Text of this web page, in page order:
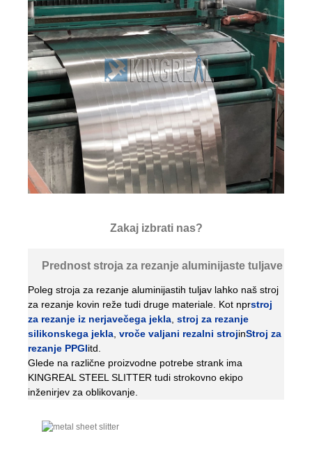
Zakaj izbrati nas?
Prednost stroja za rezanje aluminijaste tuljave
Poleg stroja za rezanje aluminijastih tuljav lahko naš stroj
za rezanje kovin reže tudi druge materiale. Kot nprstroj
za rezanje iz nerjavečega jekla stroj za rezanje
silikonskega jekla vroče valjani rezalni strojinStroj za
rezanje PPGIitd.
Glede na različne proizvodne potrebe strank ima
KINGREAL STEEL SLITTER tudi strokovno ekipo
inženirjev za oblikovanje.